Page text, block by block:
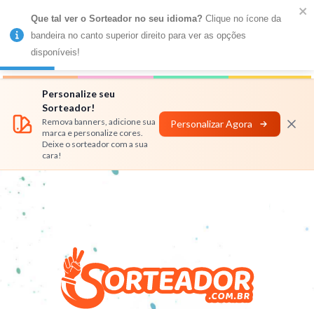
MENU
Números
Personalize seu
Sorteador!
Remova banners, adicione sua
marca e personalize cores.
Deixe o sorteador com a sua
cara!
Personalizar Agora
Que tal ver o Sorteador no seu idioma? Clique no ícone da
bandeira no canto superior direito para ver as opções
disponíveis!